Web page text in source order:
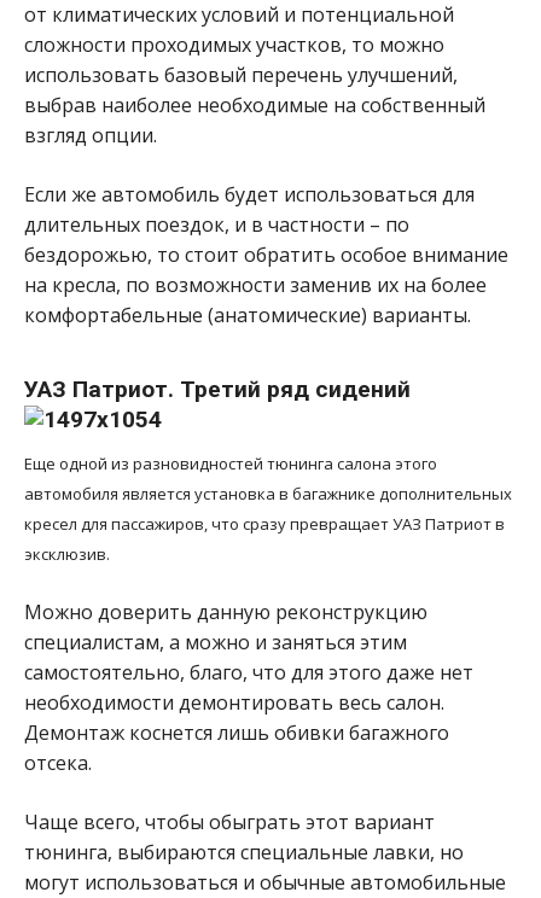
от климатических условий и потенциальной
сложности проходимых участков, то можно
использовать базовый перечень улучшений,
выбрав наиболее необходимые на собственный
взгляд опции.
Если же автомобиль будет использоваться для
длительных поездок, и в частности – по
бездорожью, то стоит обратить особое внимание
на кресла, по возможности заменив их на более
комфортабельные (анатомические) варианты.
УАЗ Патриот. Третий ряд сидений
Еще одной из разновидностей тюнинга салона этого
автомобиля является установка в багажнике дополнительных
кресел для пассажиров, что сразу превращает УАЗ Патриот в
эксклюзив.
Можно доверить данную реконструкцию
специалистам, а можно и заняться этим
самостоятельно, благо, что для этого даже нет
необходимости демонтировать весь салон.
Демонтаж коснется лишь обивки багажного
отсека.
Чаще всего, чтобы обыграть этот вариант
тюнинга, выбираются специальные лавки, но
могут использоваться и обычные автомобильные